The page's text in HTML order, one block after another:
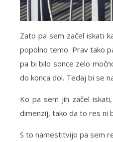
Zato pa sem začel iskati
popolno temo. Prav tako
pa bi bilo sonce zelo
do konca dol. Tedaj bi se
Ko pa sem jih začel
dimenzij, tako da to res ni
S to namestitvijo pa sem